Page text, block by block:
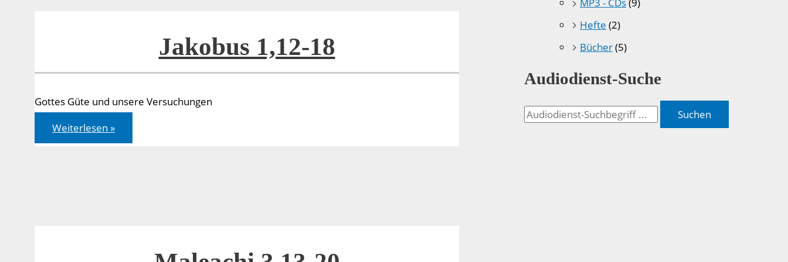
Jakobus 1,12-18
Gottes Güte und unsere Versuchungen
Jakobus
1,12-
18
Weiterlesen »
MP3 - CDs(9)
Hefte (2)
Bücher(5)
Audiodienst-Suche
Suchen